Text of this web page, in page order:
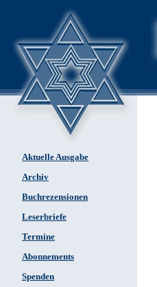
Aktuelle Ausgabe
Archiv
Buchrezensionen
Leserbriefe
Termine
Abonnements
Spenden